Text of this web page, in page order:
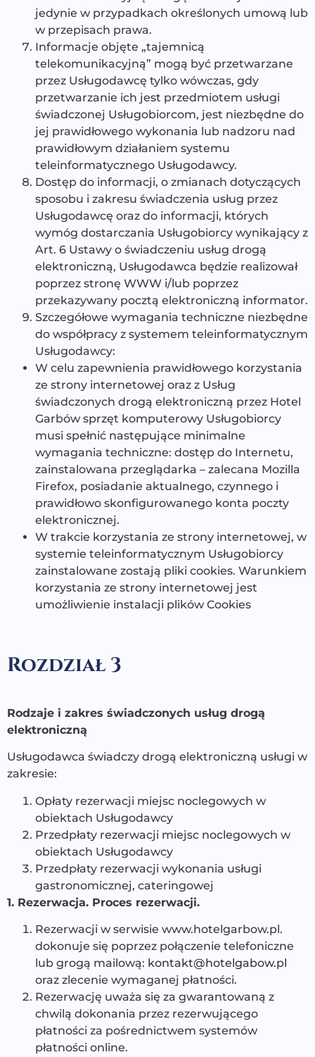
jedynie w przypadkach określonych umową lub
w przepisach prawa.
Informacje objęte „tajemnicą
telekomunikacyjną” mogą być przetwarzane
przez Usługodawcę tylko wówczas, gdy
przetwarzanie ich jest przedmiotem usługi
świadczonej Usługobiorcom, jest niezbędne do
jej prawidłowego wykonania lub nadzoru nad
prawidłowym działaniem systemu
teleinformatycznego Usługodawcy.
Dostęp do informacji, o zmianach dotyczących
sposobu i zakresu świadczenia usług przez
Usługodawcę oraz do informacji, których
wymóg dostarczania Usługobiorcy wynikający z
Art. 6 Ustawy o świadczeniu usług drogą
elektroniczną, Usługodawca będzie realizował
poprzez stronę WWW i/lub poprzez
przekazywany pocztą elektroniczną informator.
Szczegółowe wymagania techniczne niezbędne
do współpracy z systemem teleinformatycznym
Usługodawcy:
W celu zapewnienia prawidłowego korzystania
ze strony internetowej oraz z Usług
świadczonych drogą elektroniczną przez Hotel
Garbów sprzęt komputerowy Usługobiorcy
musi spełnić następujące minimalne
wymagania techniczne: dostęp do Internetu,
zainstalowana przeglądarka – zalecana Mozilla
Firefox, posiadanie aktualnego, czynnego i
prawidłowo skonfigurowanego konta poczty
elektronicznej.
W trakcie korzystania ze strony internetowej, w
systemie teleinformatycznym Usługobiorcy
zainstalowane zostają pliki cookies. Warunkiem
korzystania ze strony internetowej jest
umożliwienie instalacji plików Cookies
Rozdział 3
Rodzaje i zakres świadczonych usług drogą
elektroniczną
Usługodawca świadczy drogą elektroniczną usługi w
zakresie:
Opłaty rezerwacji miejsc noclegowych w
obiektach Usługodawcy
Przedpłaty rezerwacji miejsc noclegowych w
obiektach Usługodawcy
Przedpłaty rezerwacji wykonania usługi
gastronomicznej, cateringowej
1. Rezerwacja. Proces rezerwacji.
Rezerwacji w serwisie www.hotelgarbow.pl.
dokonuje się poprzez połączenie telefoniczne
lub grogą mailową: kontakt@hotelgabow.pl
oraz zlecenie wymaganej płatności.
Rezerwację uważa się za gwarantowaną z
chwilą dokonania przez rezerwującego
płatności za pośrednictwem systemów
płatności online.